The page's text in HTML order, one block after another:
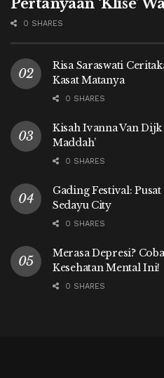
Pertanyaan ‘Klise’
0 SHARES
Risa Saraswati
Kasat Matanya
0 SHARES
Kisah Ivanna Van
Maddah’
0 SHARES
Gading Festival:
Sedayu City
0 SHARES
Merasa Depresi?
Kesehatan Mental Ini!
0 SHARES